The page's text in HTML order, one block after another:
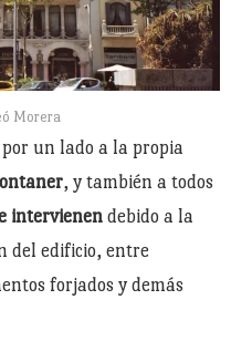
Morera
un lado a la propia
, y también a todos
intervienen debido a la
del edificio, entre
forjados y demás